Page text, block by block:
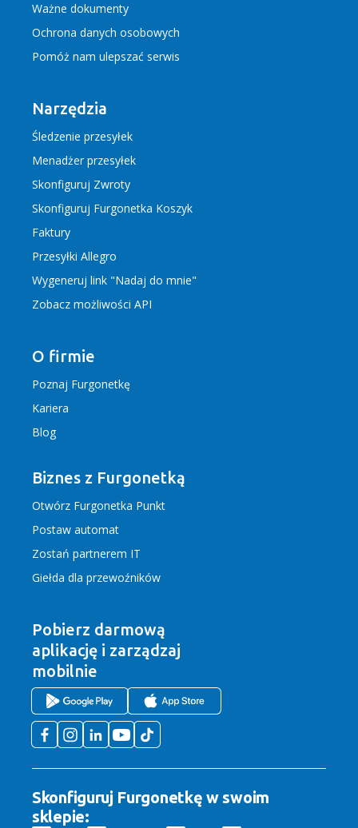
Ważne dokumenty
Ochrona danych osobowych
Pomóż nam ulepszać serwis
Narzędzia
Śledzenie przesyłek
Menadżer przesyłek
Skonfiguruj Zwroty
Skonfiguruj Furgonetka Koszyk
Faktury
Przesyłki Allegro
Wygeneruj link "Nadaj do mnie"
Zobacz możliwości API
O firmie
Poznaj Furgonetkę
Kariera
Blog
Biznes z Furgonetką
Otwórz Furgonetka Punkt
Postaw automat
Zostań partnerem IT
Giełda dla przewoźników
Pobierz darmową
aplikację i zarządzaj
mobilnie
Skonfiguruj Furgonetkę w swoim
sklepie: